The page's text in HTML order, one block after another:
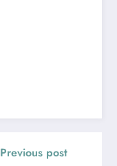
Previous post